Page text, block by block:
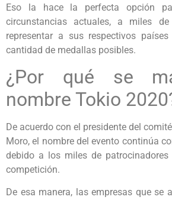
Eso la hace la perfecta opción
circunstancias actuales, a miles
representar a sus respectivos
cantidad de medallas posibles.
¿Por qué se
nombre Tokio
De acuerdo con el presidente del
Moro, el nombre del evento continúa
debido a los miles de
competición.
De esa manera, las empresas que se